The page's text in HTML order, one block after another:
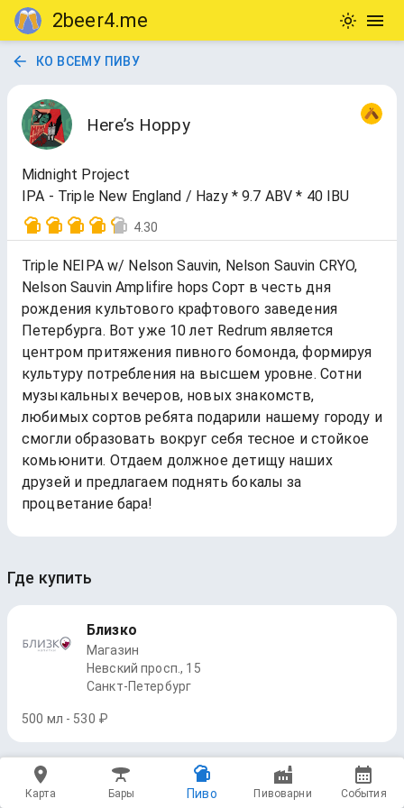
2beer4.me
КО ВСЕМУ ПИВУ
Here’s Hoppy
Midnight Project
IPA - Triple New England / Hazy * 9.7 ABV * 40 IBU
4.30
Triple NEIPA w/ Nelson Sauvin, Nelson Sauvin CRYO,
Nelson Sauvin Amplifire hops Сорт в честь дня
рождения культового крафтового заведения
Петербурга. Вот уже 10 лет Redrum является
центром притяжения пивного бомонда, формируя
культуру потребления на высшем уровне. Сотни
музыкальных вечеров, новых знакомств,
любимых сортов ребята подарили нашему городу и
смогли образовать вокруг себя тесное и стойкое
комьюнити. Отдаем должное детищу наших
друзей и предлагаем поднять бокалы за
процветание бара!
Где купить
Близко
Магазин
Невский просп., 15
Санкт-Петербург
500 мл - 530 ₽
Карта Бары Пиво Пивоварни События